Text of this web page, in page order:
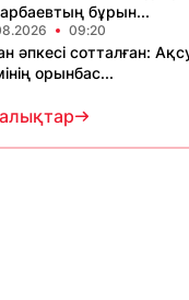
бұрын...
09:20
әпкесі сотталған:
орынбас...